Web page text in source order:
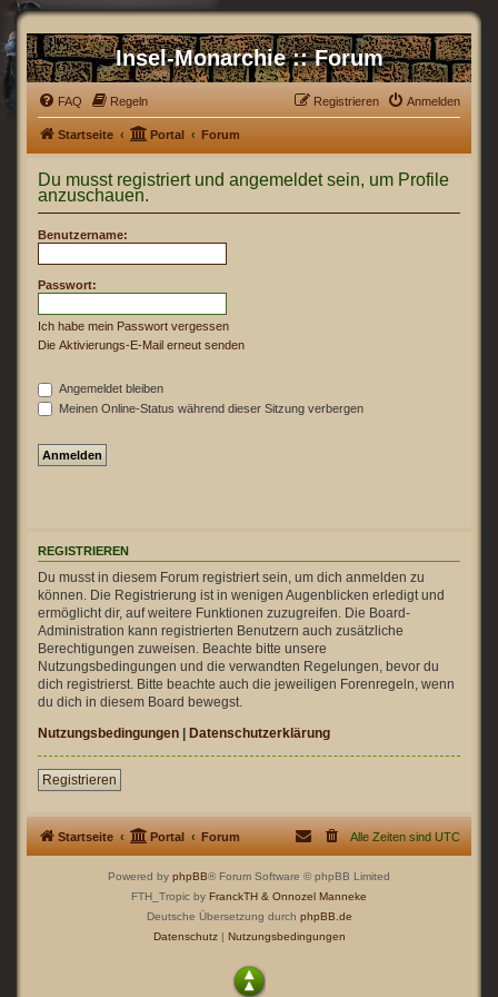
Insel-Monarchie :: Forum
FAQ Regeln Anmelden
Registrieren
Startseite Portal Forum
Du musst registriert und angemeldet sein, um Profile
anzuschauen.
Benutzername:
Passwort:
Ich habe mein Passwort vergessen
Die Aktivierungs-E-Mail erneut senden
Angemeldet bleiben
Meinen Online-Status während dieser Sitzung verbergen
REGISTRIEREN
Du musst in diesem Forum registriert sein, um dich anmelden zu
können. Die Registrierung ist in wenigen Augenblicken erledigt und
ermöglicht dir, auf weitere Funktionen zuzugreifen. Die Board-
Administration kann registrierten Benutzern auch zusätzliche
Berechtigungen zuweisen. Beachte bitte unsere
Nutzungsbedingungen und die verwandten Regelungen, bevor du
dich registrierst. Bitte beachte auch die jeweiligen Forenregeln, wenn
du dich in diesem Board bewegst.
Nutzungsbedingungen | Datenschutzerklärung
Registrieren
Startseite Portal Forum Alle Zeiten sind UTC
Powered by phpBB® Forum Software © phpBB Limited
FTH_Tropic by FranckTH & Onnozel Manneke
Deutsche Übersetzung durch phpBB.de
Datenschutz| Nutzungsbedingungen